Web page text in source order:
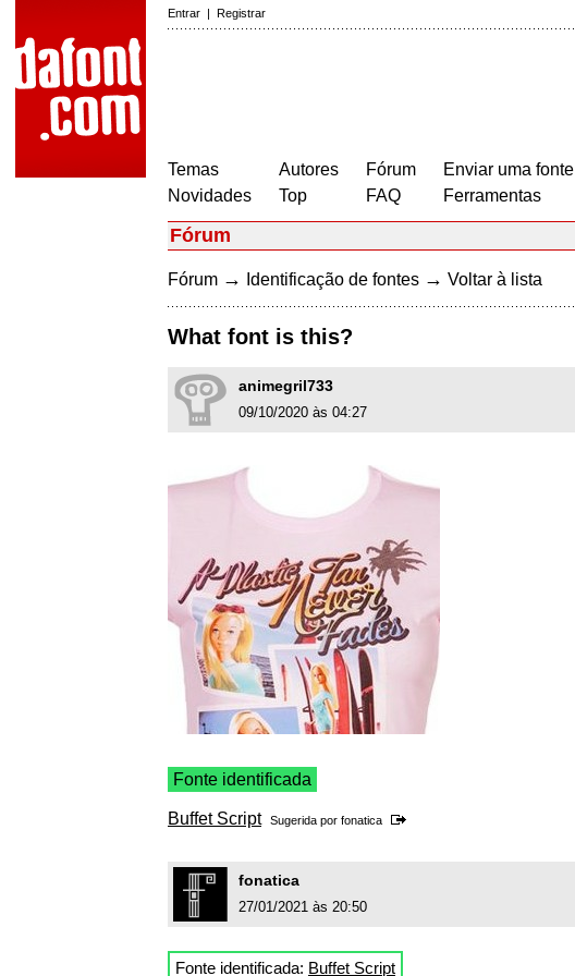
Entrar | Registrar
Temas
Novidades
Autores
Top
Fórum
FAQ
Enviar uma fonte
Ferramentas
Fórum
Fórum → Identificação de fontes → Voltar à lista
What font is this?
animegril733
09/10/2020 às 04:27
Fonte identificada
Buffet Script Sugerida por fonatica
fonatica
27/01/2021 às 20:50
Fonte identificada: Buffet Script